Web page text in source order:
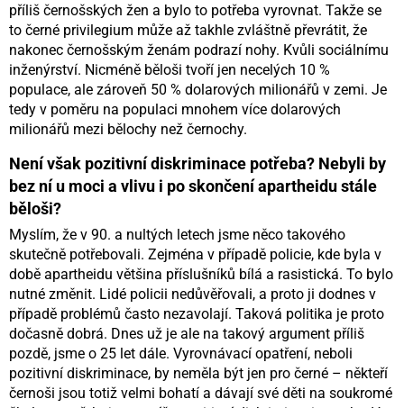
příliš černošských žen a bylo to potřeba vyrovnat. Takže se
to černé privilegium může až takhle zvláštně převrátit, že
nakonec černošským ženám podrazí nohy. Kvůli sociálnímu
inženýrství. Nicméně běloši tvoří jen necelých 10 %
populace, ale zároveň 50 % dolarových milionářů v zemi. Je
tedy v poměru na populaci mnohem více dolarových
milionářů mezi bělochy než černochy.
Není však pozitivní diskriminace potřeba? Nebyli by
bez ní u moci a vlivu i po skončení apartheidu stále
běloši?
Myslím, že v 90. a nultých letech jsme něco takového
skutečně potřebovali. Zejména v případě policie, kde byla v
době apartheidu většina příslušníků bílá a rasistická. To bylo
nutné změnit. Lidé policii nedůvěřovali, a proto ji dodnes v
případě problémů často nezavolají. Taková politika je proto
dočasně dobrá. Dnes už je ale na takový argument příliš
pozdě, jsme o 25 let dále. Vyrovnávací opatření, neboli
pozitivní diskriminace, by neměla být jen pro černé – někteří
černoši jsou totiž velmi bohatí a dávají své děti na soukromé